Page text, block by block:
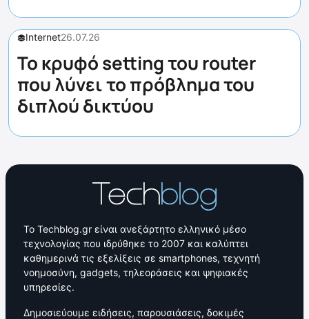
Internet26.07.26
Το κρυφό setting του router
που λύνει το πρόβλημα του
διπλού δικτύου
Το Techblog.gr είναι ανεξάρτητο ελληνικό μέσο
τεχνολογίας που ιδρύθηκε το 2007 και καλύπτει
καθημερινά τις εξελίξεις σε smartphones, τεχνητή
νοημοσύνη, gadgets, τηλεοράσεις και ψηφιακές
υπηρεσίες.
Δημοσιεύουμε ειδήσεις, παρουσιάσεις, δοκιμές